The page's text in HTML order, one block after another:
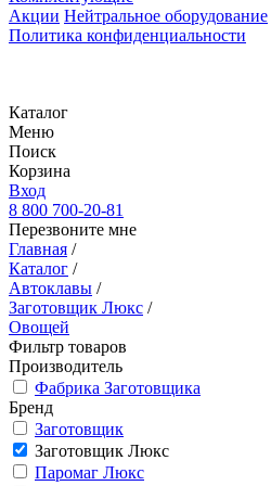
Акции Нейтральное оборудование
Политика конфиденциальности
Каталог
Меню
Поиск
Корзина
Вход
8 800 700-20-81
Перезвоните мне
Главная /
Каталог /
Автоклавы /
Заготовщик Люкс /
Овощей
Фильтр товаров
Производитель
Фабрика Заготовщика
Бренд
Заготовщик
Заготовщик Люкс
Паромаг Люкс